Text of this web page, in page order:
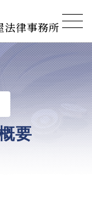
法律事務所
要